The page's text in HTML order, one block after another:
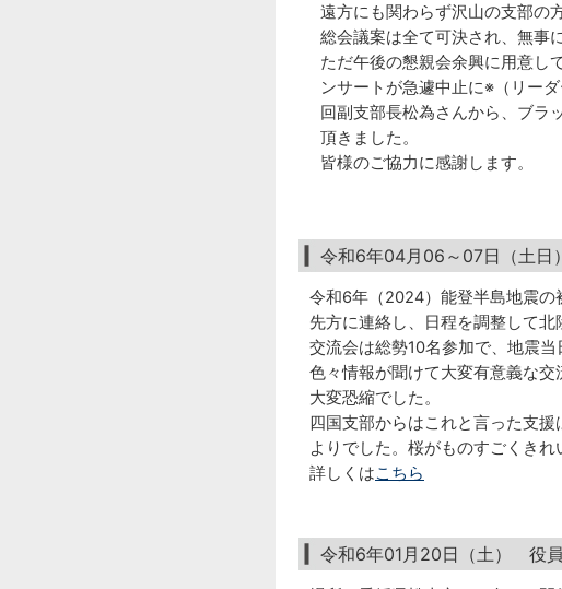
遠方にも関わらず沢山の支部の
総会議案は全て可決され、無事
ただ午後の懇親会余興に用意し
ンサートが急遽中止に※（リー
回副支部長松為さんから、ブラ
頂きました。
皆様のご協力に感謝します。
令和6年04月06～07日（土
令和6年（2024）能登半島地震の
先方に連絡し、日程を調整して北
交流会は総勢10名参加で、地震
色々情報が聞けて大変有意義な
大変恐縮でした。
四国支部からはこれと言った支
よりでした。桜がものすごくきれ
詳しくはこちら
令和6年01月20日（土） 役